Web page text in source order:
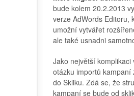
bude kolem 20.2.2013
verze AdWords Editoru,
umožní vytvářet
ale také usnadni
Jako největší komplikaci
otázku importů kampaní
do Skliku. Zdá se, že
kampaní se bude od